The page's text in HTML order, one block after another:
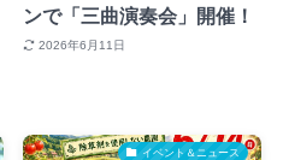
ンで「三曲演奏会」開催！
2026年6月11日
イベント＆ニュース